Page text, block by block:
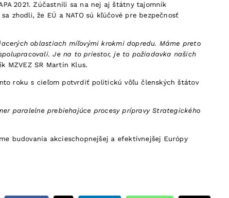
2021. Zúčastnili sa na nej aj štátny tajomník
zhodli, že EÚ a NATO sú kľúčové pre bezpečnosť
oblastiach míľovými krokmi dopredu. Máme preto
Je na to priestor, je to požiadavka našich
MZVEZ SR Martin Klus.
roku s cieľom potvrdiť politickú vôľu členských štátov
paralelne prebiehajúce procesy prípravy Strategického
budovania akcieschopnejšej a efektívnejšej Európy